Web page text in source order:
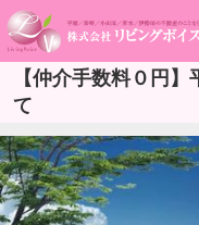
【仲介手数料０円
て